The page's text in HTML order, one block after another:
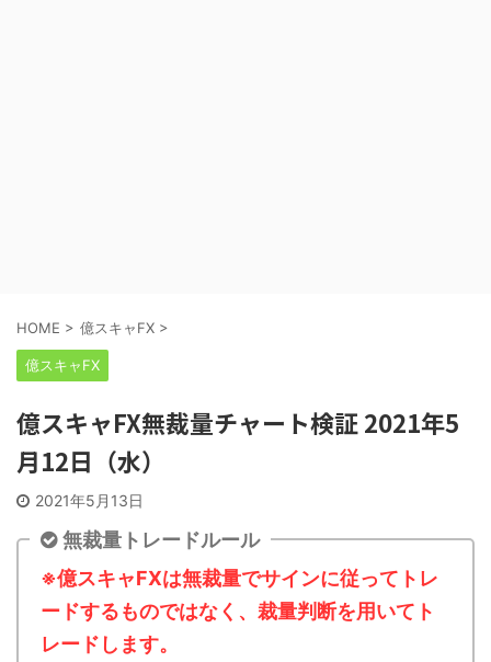
HOME > 億スキャFX >
億スキャFX
億スキャFX無裁量チャート検証 2021年5
月12日（水）
2021年5月13日
無裁量トレードルール
※億スキャFXは無裁量でサインに従ってトレ
ードするものではなく、裁量判断を用いてト
レードします。